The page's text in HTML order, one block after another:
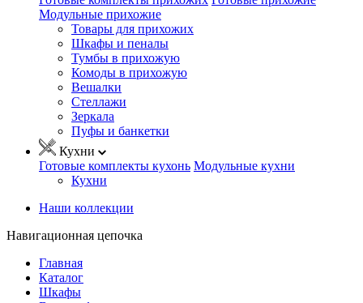
Модульные прихожие
Товары для прихожих
Шкафы и пеналы
Тумбы в прихожую
Комоды в прихожую
Вешалки
Стеллажи
Зеркала
Пуфы и банкетки
Кухни
Готовые комплекты кухонь Модульные кухни
Кухни
Наши коллекции
Навигационная цепочка
Главная
Каталог
Шкафы